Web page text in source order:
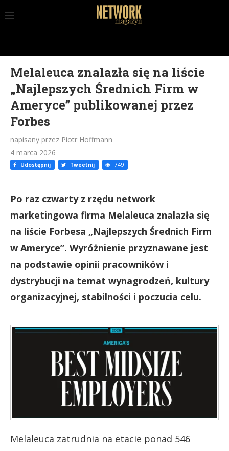
Melaleuca znalazła się na liście
„Najlepszych Średnich Firm w
Ameryce” publikowanej przez
Forbes
napisany przez Piotr Hoffmann
4 marca 2026
Udostępnij Tweetnij 749
Po raz czwarty z rzędu network
marketingowa firma Melaleuca znalazła się
na liście Forbesa „Najlepszych Średnich Firm
w Ameryce”. Wyróżnienie przyznawane jest
na podstawie opinii pracowników i
dystrybucji na temat wynagrodzeń, kultury
organizacyjnej, stabilności i poczucia celu.
Melaleuca zatrudnia na etacie ponad 546